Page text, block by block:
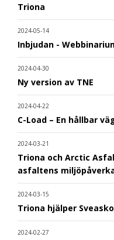
Triona
2024-05-14
Inbjudan -
2024-04-30
Ny version av TNE
2024-04-22
C-Load – En hållbar
2024-03-21
Triona och Arctic
asfaltens
2024-03-15
Triona hjälper
2024-02-27